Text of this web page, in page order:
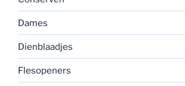
Dames
Dienblaadjes
Flesopeners